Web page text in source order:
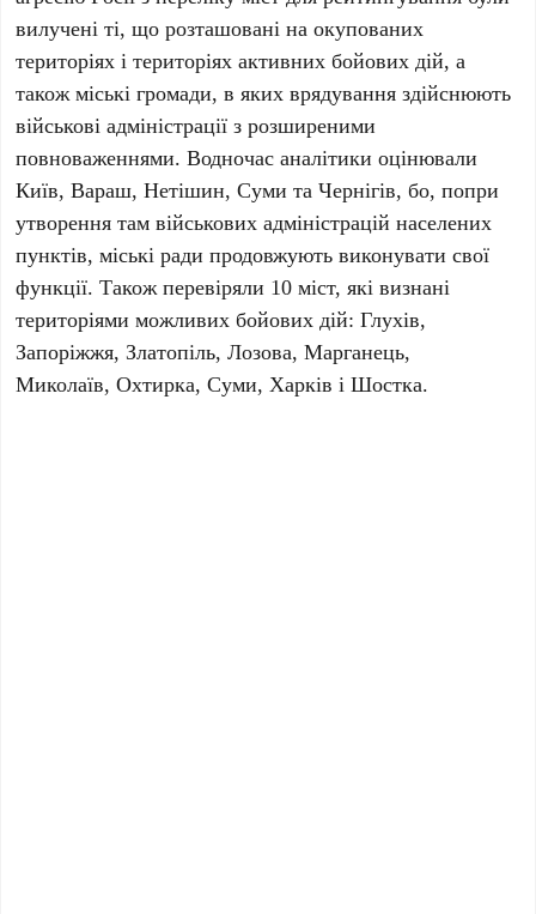
вилучені ті, що розташовані на окупованих
територіях і територіях активних бойових дій, а
також міські громади, в яких врядування здійснюють
військові адміністрації з розширеними
повноваженнями. Водночас аналітики оцінювали
Київ, Вараш, Нетішин, Суми та Чернігів, бо, попри
утворення там військових адміністрацій населених
пунктів, міські ради продовжують виконувати свої
функції. Також перевіряли 10 міст, які визнані
територіями можливих бойових дій: Глухів,
Запоріжжя, Златопіль, Лозова, Марганець,
Миколаїв, Охтирка, Суми, Харків і Шостка.